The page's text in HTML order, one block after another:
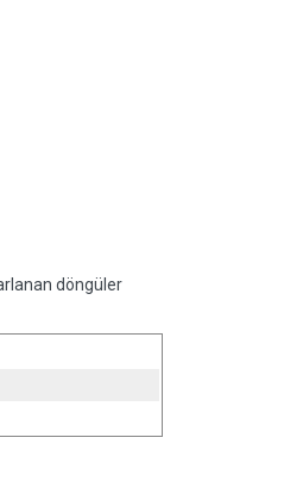
döngüler